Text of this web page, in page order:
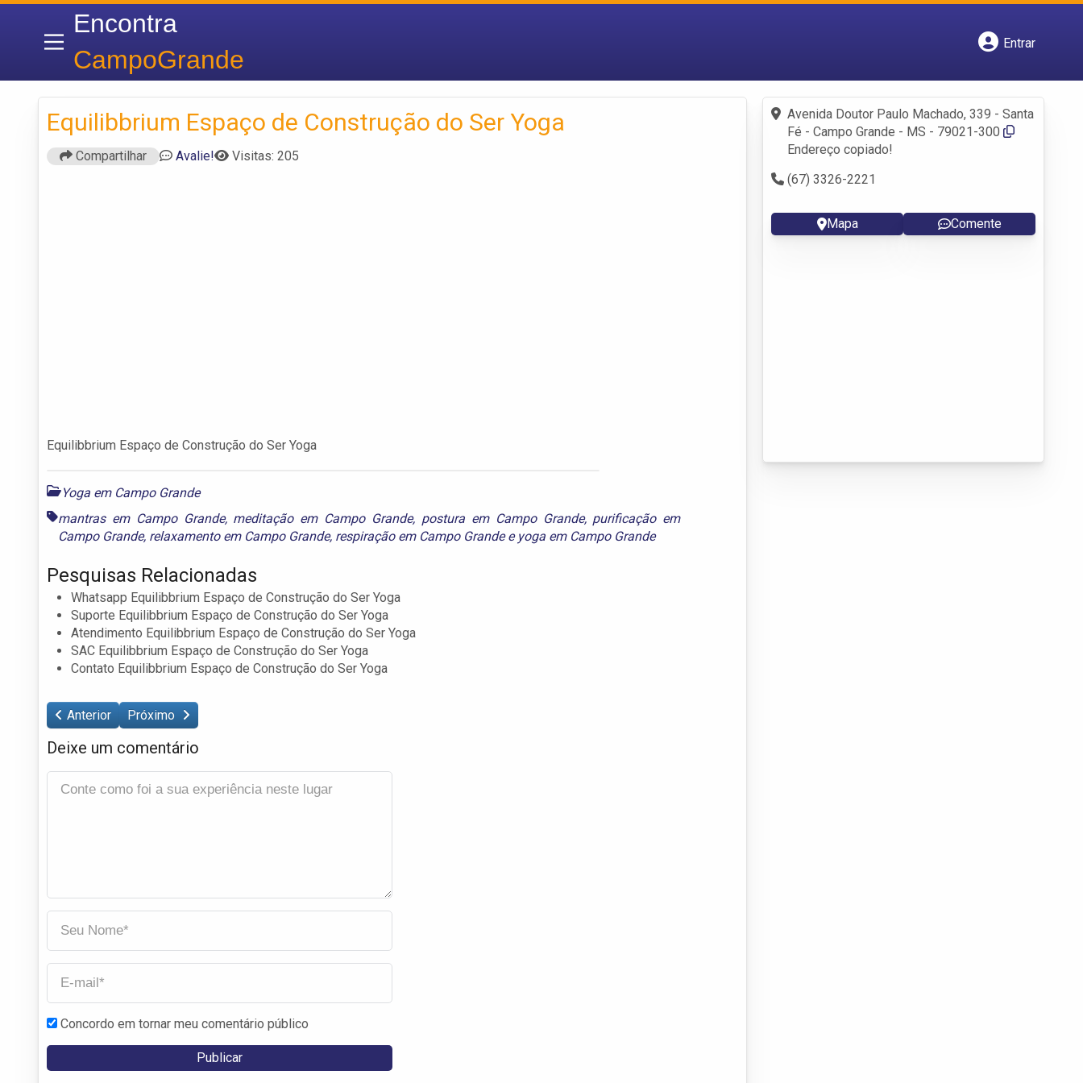
Encontra
CampoGrande
Entrar
Equilibbrium Espaço de Construção do Ser Yoga
Compartilhar Avalie! Visitas: 205
Equilibbrium Espaço de Construção do Ser Yoga
Yoga em Campo Grande
mantras em Campo Grande, meditação em Campo Grande, postura em Campo Grande, purificação em
Campo Grande, relaxamento em Campo Grande, respiração em Campo Grandee yoga em Campo Grande
Pesquisas Relacionadas
Whatsapp Equilibbrium Espaço de Construção do Ser Yoga
Suporte Equilibbrium Espaço de Construção do Ser Yoga
Atendimento Equilibbrium Espaço de Construção do Ser Yoga
SAC Equilibbrium Espaço de Construção do Ser Yoga
Contato Equilibbrium Espaço de Construção do Ser Yoga
Anterior Próximo
Deixe um comentário
Concordo em tornar meu comentário público
Avenida Doutor Paulo Machado, 339 - Santa
Fé - Campo Grande - MS - 79021-300
Endereço copiado!
(67) 3326-2221
Mapa Comente